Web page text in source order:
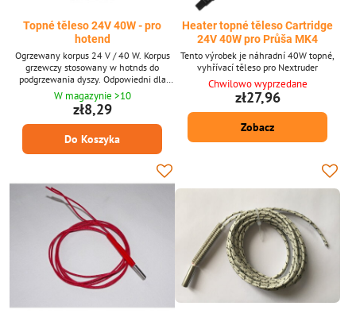
Topné těleso 24V 40W - pro
hotend
Ogrzewany korpus 24 V / 40 W. Korpus
grzewczy stosowany w hotnds do
podgrzewania dyszy. Odpowiedni dla
wszystkich rodzajów drukarek 3D, takich
jak Rebel, Anet, Kossel, Rebelix, Průša i
wiele innych.
W magazynie >10
zł8,29
Do Koszyka
Heater topné těleso Cartridge
24V 40W pro Průša MK4
Tento výrobek je náhradní 40W topné,
vyhřívací těleso pro Nextruder
Chwilowo wyprzedane
zł27,96
Zobacz